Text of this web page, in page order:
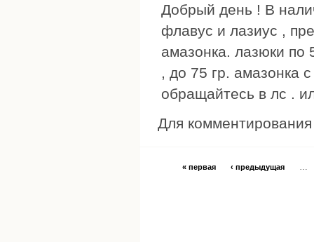
Добрый день ! В
флавус и лазиус ,
амазонка. лазюки по
, до 75 гр.
обращайтесь в лс .
Для
« первая ‹ предыдущая